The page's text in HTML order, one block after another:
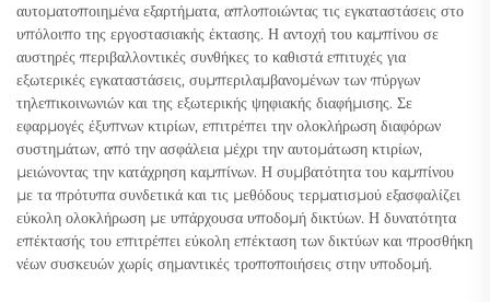
αυτοματοποιημένα εξαρτήματα, απλοποιώντας τις εγκαταστάσεις στο
υπόλοιπο της εργοστασιακής έκτασης. Η αντοχή του καμπίνου σε
αυστηρές περιβαλλοντικές συνθήκες το καθιστά επιτυχές για
εξωτερικές εγκαταστάσεις, συμπεριλαμβανομένων των πύργων
τηλεπικοινωνιών και της εξωτερικής ψηφιακής διαφήμισης. Σε
εφαρμογές έξυπνων κτιρίων, επιτρέπει την ολοκλήρωση διαφόρων
συστημάτων, από την ασφάλεια μέχρι την αυτομάτωση κτιρίων,
μειώνοντας την κατάχρηση καμπίνων. Η συμβατότητα του καμπίνου
με τα πρότυπα συνδετικά και τις μεθόδους τερματισμού εξασφαλίζει
εύκολη ολοκλήρωση με υπάρχουσα υποδομή δικτύων. Η δυνατότητα
επέκτασής του επιτρέπει εύκολη επέκταση των δικτύων και προσθήκη
νέων συσκευών χωρίς σημαντικές τροποποιήσεις στην υποδομή.